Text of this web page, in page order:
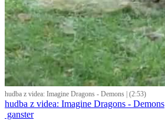
hudba z videa: Imagine Dragons - Demons | (2:53)
hudba z videa: Imagine Dragons - Demons
ganster